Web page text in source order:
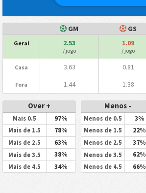
GM GS
Geral 2.53
/ jogo
1.09
/ jogo
Casa 3.63 0.81
Fora 1.44 1.38
Over +
Mais 0.5 97%
Mais de 1.5 78%
Mais de 2.5 63%
Mais de 3.5 38%
Mais de 4.5 34%
Menos -
Menos de 0.5 3%
Menos de 1.5 22%
Menos de 2.5 37%
Menos de 3.5 62%
Menos de 4.5 66%